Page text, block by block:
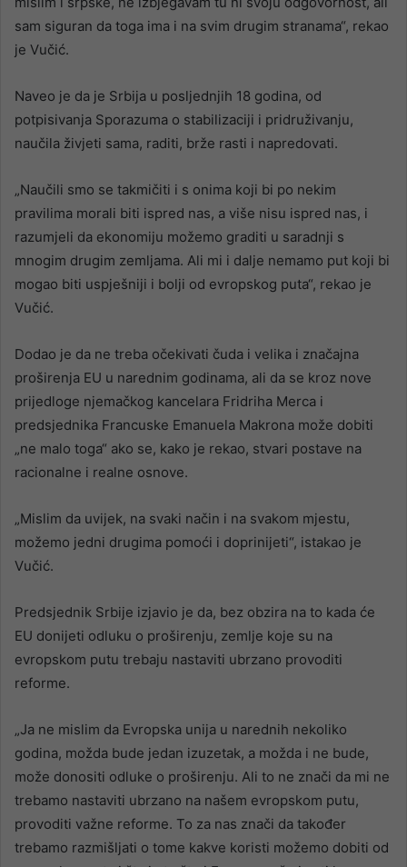
sam siguran da toga ima i na svim drugim stranama“, rekao
je Vučić.
Naveo je da je Srbija u posljednjih 18 godina, od
potpisivanja Sporazuma o stabilizaciji i pridruživanju,
naučila živjeti sama, raditi, brže rasti i napredovati.
„Naučili smo se takmičiti i s onima koji bi po nekim
pravilima morali biti ispred nas, a više nisu ispred nas, i
razumjeli da ekonomiju možemo graditi u saradnji s
mnogim drugim zemljama. Ali mi i dalje nemamo put koji bi
mogao biti uspješniji i bolji od evropskog puta“, rekao je
Vučić.
Dodao je da ne treba očekivati čuda i velika i značajna
proširenja EU u narednim godinama, ali da se kroz nove
prijedloge njemačkog kancelara Fridriha Merca i
predsjednika Francuske Emanuela Makrona može dobiti
„ne malo toga“ ako se, kako je rekao, stvari postave na
racionalne i realne osnove.
„Mislim da uvijek, na svaki način i na svakom mjestu,
možemo jedni drugima pomoći i doprinijeti“, istakao je
Vučić.
Predsjednik Srbije izjavio je da, bez obzira na to kada će
EU donijeti odluku o proširenju, zemlje koje su na
evropskom putu trebaju nastaviti ubrzano provoditi
reforme.
„Ja ne mislim da Evropska unija u narednih nekoliko
godina, možda bude jedan izuzetak, a možda i ne bude,
može donositi odluke o proširenju. Ali to ne znači da mi ne
trebamo nastaviti ubrzano na našem evropskom putu,
provoditi važne reforme. To za nas znači da također
trebamo razmišljati o tome kakve koristi možemo dobiti od